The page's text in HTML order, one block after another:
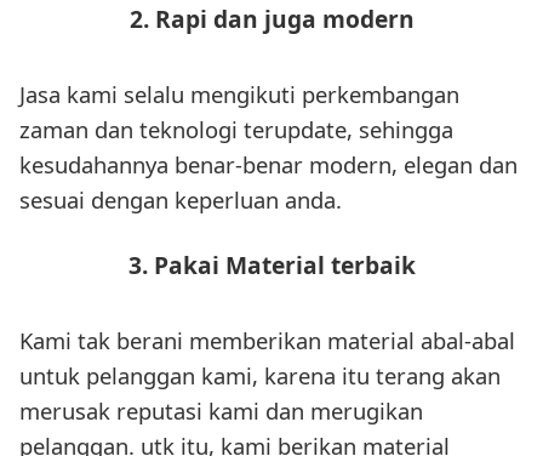
2. Rapi dan juga modern
Jasa kami selalu mengikuti perkembangan
zaman dan teknologi terupdate, sehingga
kesudahannya benar-benar modern, elegan dan
sesuai dengan keperluan anda.
3. Pakai Material terbaik
Kami tak berani memberikan material abal-abal
untuk pelanggan kami, karena itu terang akan
merusak reputasi kami dan merugikan
pelanggan. utk itu, kami berikan material